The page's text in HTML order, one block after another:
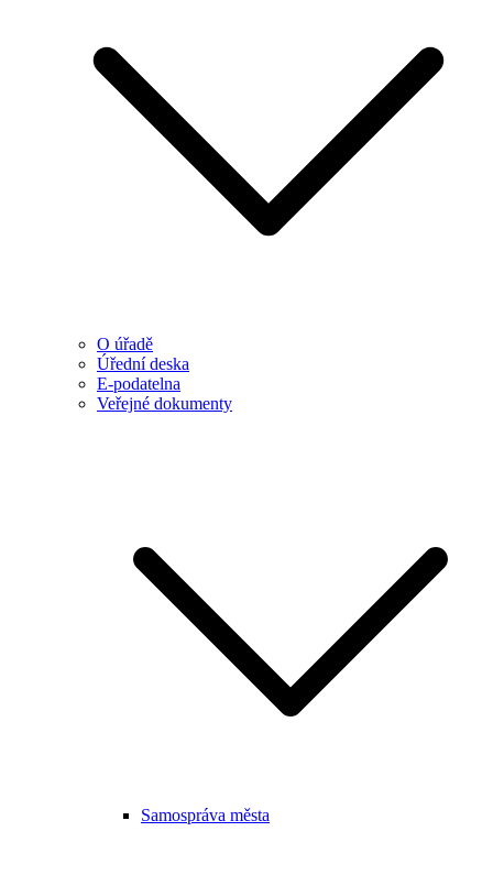
O úřadě
Úřední deska
E-podatelna
Veřejné dokumenty
Samospráva města